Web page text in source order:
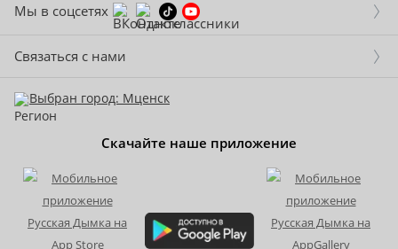
Мы в соцсетях
Связаться с нами
Выбран город: Мценск
Скачайте наше приложение